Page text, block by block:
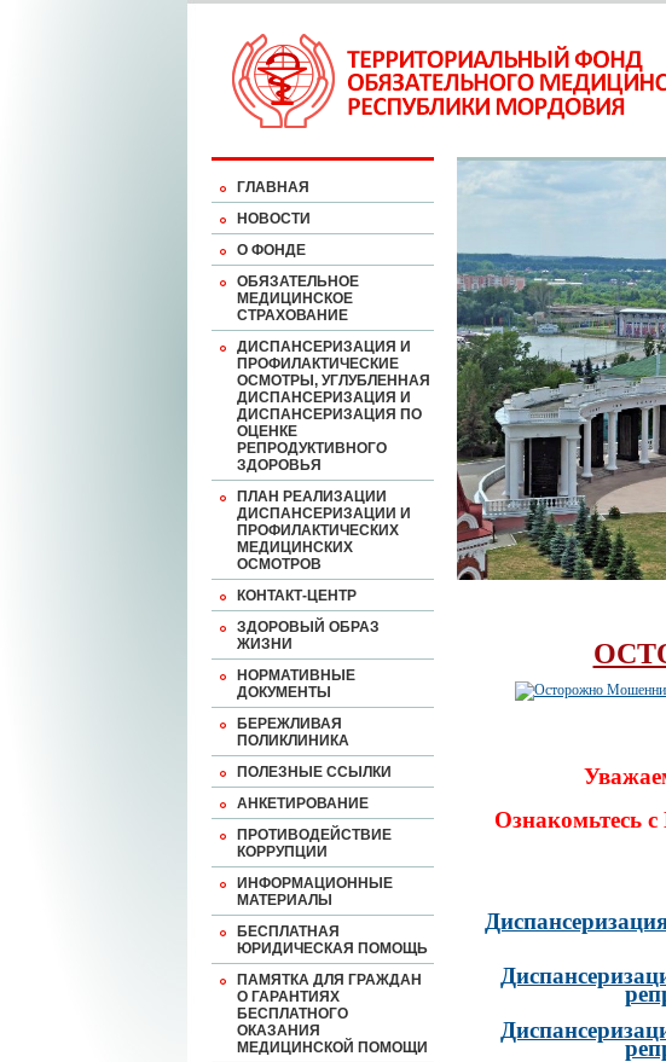
ГЛАВНАЯ
НОВОСТИ
О ФОНДЕ
ОБЯЗАТЕЛЬНОЕ
МЕДИЦИНСКОЕ
СТРАХОВАНИЕ
ДИСПАНСЕРИЗАЦИЯ И
ПРОФИЛАКТИЧЕСКИЕ
ОСМОТРЫ, УГЛУБЛЕННАЯ
ДИСПАНСЕРИЗАЦИЯ И
ДИСПАНСЕРИЗАЦИЯ ПО
ОЦЕНКЕ
РЕПРОДУКТИВНОГО
ЗДОРОВЬЯ
ПЛАН РЕАЛИЗАЦИИ
ДИСПАНСЕРИЗАЦИИ И
ПРОФИЛАКТИЧЕСКИХ
МЕДИЦИНСКИХ
ОСМОТРОВ
КОНТАКТ-ЦЕНТР
ЗДОРОВЫЙ ОБРАЗ
ЖИЗНИ
НОРМАТИВНЫЕ
ДОКУМЕНТЫ
БЕРЕЖЛИВАЯ
ПОЛИКЛИНИКА
ПОЛЕЗНЫЕ ССЫЛКИ
АНКЕТИРОВАНИЕ
ПРОТИВОДЕЙСТВИЕ
КОРРУПЦИИ
ИНФОРМАЦИОННЫЕ
МАТЕРИАЛЫ
БЕСПЛАТНАЯ
ЮРИДИЧЕСКАЯ ПОМОЩЬ
ПАМЯТКА ДЛЯ ГРАЖДАН
О ГАРАНТИЯХ
БЕСПЛАТНОГО
ОКАЗАНИЯ
МЕДИЦИНСКОЙ ПОМОЩИ
Ознакомьтесь